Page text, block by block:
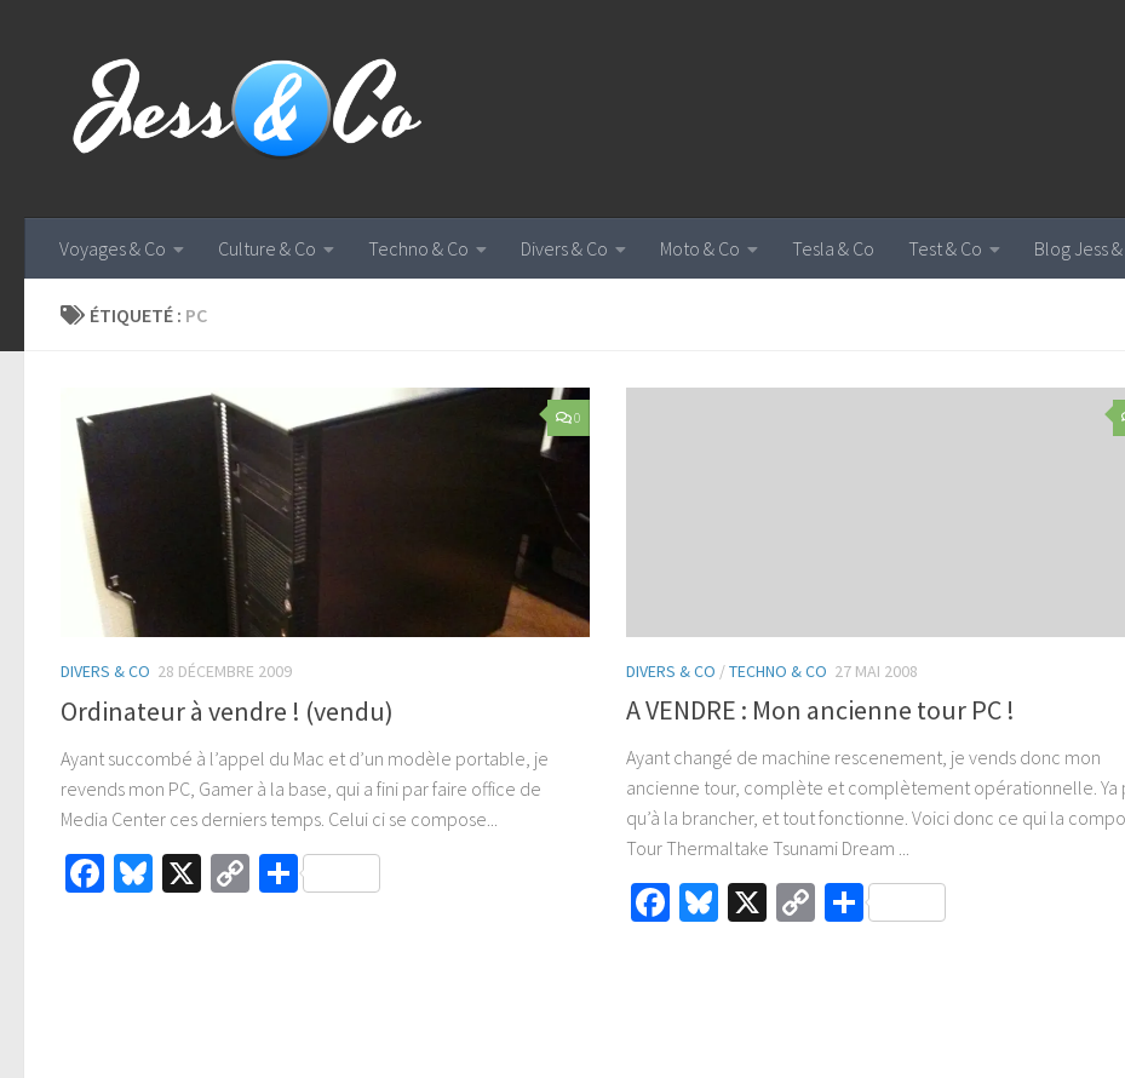
Voyages & Co Culture & Co Techno & Co Divers & Co Moto & Co Tesla & Co Test & Co Blog Jess
ÉTIQUETÉ : PC
0
DIVERS & CO 28 DÉCEMBRE 2009
Ordinateur à vendre ! (vendu)
Ayant succombé à l’appel du Mac et d’un modèle portable, je
revends mon PC, Gamer à la base, qui a fini par faire office de
Media Center ces derniers temps. Celui ci se compose...
Facebook
Bluesky
X
CopyPartager
DIVERS & CO /TECHNO & CO 27 MAI 2008
A VENDRE : Mon ancienne tour PC !
Ayant changé de machine rescenement, je vends donc mon
ancienne tour, complète et complètement opérationnelle. Ya
qu’à la brancher, et tout fonctionne. Voici donc ce qui la
Tour Thermaltake Tsunami Dream ...
Facebook
Bluesky
X
CopyPartager